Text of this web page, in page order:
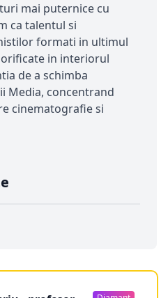
mai puternice cu
ca talentul si
formati in ultimul
in interiorul
de a schimba
Media, concentrand
cinematografie si